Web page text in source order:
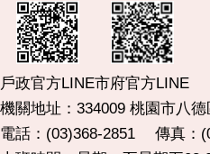
戶政官方LINE市府官方LINE
機關地址：334009 桃園市八
電話：(03)368-2851 傳真：